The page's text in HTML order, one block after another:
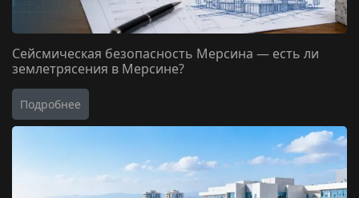
Сейсмическая безопасность Мерсина — есть ли
землетрясения в Мерсине?
Подробнее